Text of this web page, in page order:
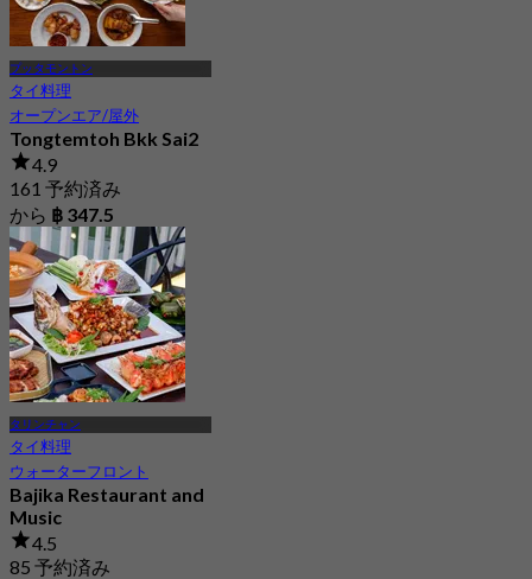
プッタモントン
タイ料理
オープンエア/屋外
Tongtemtoh Bkk Sai2
4.9
161 予約済み
から ฿ 347.5
タリンチャン
タイ料理
ウォーターフロント
Bajika Restaurant and
Music
4.5
85 予約済み